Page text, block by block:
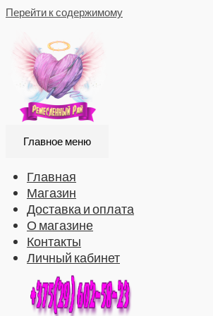
Перейти к содержимому
Главное меню
Главная
Магазин
Доставка и оплата
О магазине
Контакты
Личный кабинет